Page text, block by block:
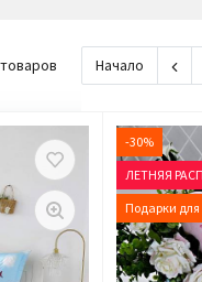
Начало
-30%
ЛЕТНЯЯ
Подарки для